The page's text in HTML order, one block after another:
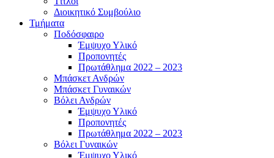
Διοικητικό Συμβούλιο
Τμήματα
Ποδόσφαιρο
Έμψυχο Υλικό
Προπονητές
Πρωτάθλημα 2022 – 2023
Μπάσκετ Ανδρών
Μπάσκετ Γυναικών
Βόλει Ανδρών
Έμψυχο Υλικό
Προπονητές
Πρωτάθλημα 2022 – 2023
Βόλει Γυναικών
Έμψυχο Υλικό